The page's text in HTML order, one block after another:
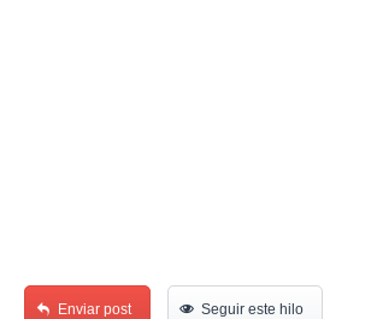
Enviar post Seguir este hilo